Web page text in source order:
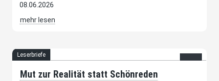
08.06.2026
mehr lesen
Leserbriefe
Mut zur Realität statt Schönreden